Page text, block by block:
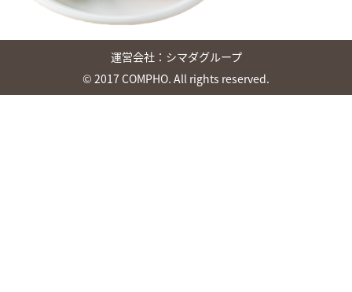
運営会社： シマダグループ
© 2017 COMPHO. All rights reserved.